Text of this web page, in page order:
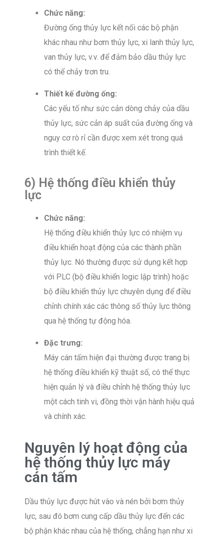
Chức năng:
Đường ống thủy lực kết nối các bộ phận
khác nhau như bơm thủy lực, xi lanh thủy lực,
van thủy lực, v.v. để đảm bảo dầu thủy lực
có thể chảy trơn tru.
Thiết kế đường ống:
Các yếu tố như sức cản dòng chảy của dầu
thủy lực, sức cản áp suất của đường ống và
nguy cơ rò rỉ cần được xem xét trong quá
trình thiết kế.
6) Hệ thống điều khiển thủy
lực
Chức năng:
Hệ thống điều khiển thủy lực có nhiệm vụ
điều khiển hoạt động của các thành phần
thủy lực. Nó thường được sử dụng kết hợp
với PLC (bộ điều khiển logic lập trình) hoặc
bộ điều khiển thủy lực chuyên dụng để điều
chỉnh chính xác các thông số thủy lực thông
qua hệ thống tự động hóa.
Đặc trưng:
Máy cán tấm hiện đại thường được trang bị
hệ thống điều khiển kỹ thuật số, có thể thực
hiện quản lý và điều chỉnh hệ thống thủy lực
một cách tinh vi, đồng thời vận hành hiệu quả
và chính xác.
Nguyên lý hoạt động của
hệ thống thủy lực máy
cán tấm
Dầu thủy lực được hút vào và nén bởi bơm thủy
lực, sau đó bơm cung cấp dầu thủy lực đến các
bộ phận khác nhau của hệ thống, chẳng hạn như xi